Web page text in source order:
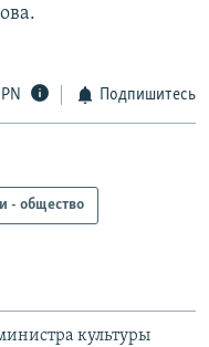
Подпишитесь
- общество
культуры